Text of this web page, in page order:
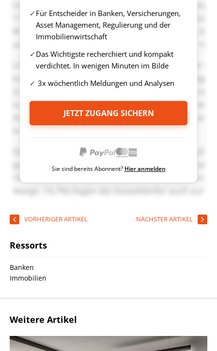
Für Entscheider in Banken, Versicherungen,
Asset Management, Regulierung und der
Immobilienwirtschaft
Das Wichtigste recherchiert und kompakt
verdichtet. In wenigen Minuten im Bilde
3x wöchentlich Meldungen und Analysen
JETZT ZUGANG SICHERN
Sie sind bereits Abonnent? Hier anmelden
VORHERIGER ARTIKEL NÄCHSTER ARTIKEL
Ressorts
Banken
Immobilien
Weitere Artikel